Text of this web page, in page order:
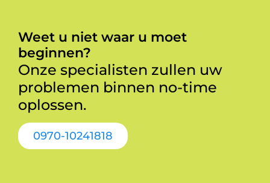
Weet u niet waar u moet
beginnen?
Onze specialisten zullen uw
problemen binnen no-time
oplossen.
0970-10241818